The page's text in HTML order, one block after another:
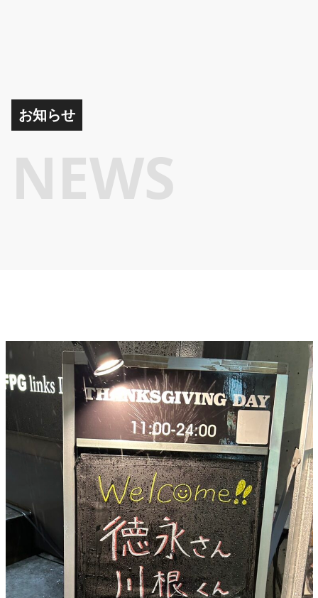
お知らせ
NEWS